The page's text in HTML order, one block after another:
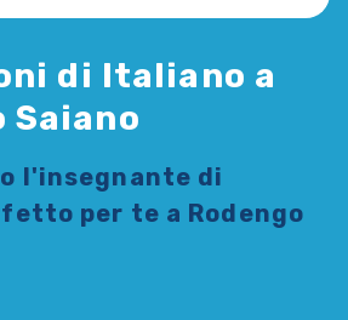
di Italiano a
Saiano
l'insegnante di
per te a Rodengo